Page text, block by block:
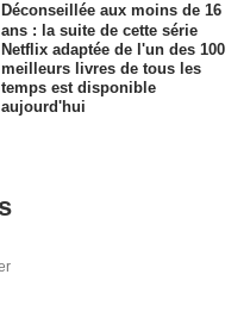
Déconseillée aux moins de 16
ans : la suite de cette série
Netflix adaptée de l'un des 100
meilleurs livres de tous les
temps est disponible
aujourd'hui